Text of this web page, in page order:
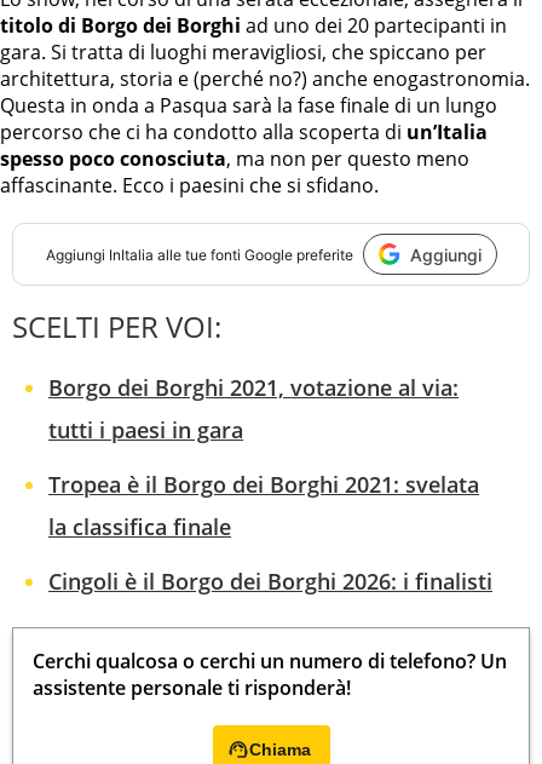
titolo di Borgo dei Borghi ad uno dei 20 partecipanti in
gara. Si tratta di luoghi meravigliosi, che spiccano per
architettura, storia e (perché no?) anche enogastronomia.
Questa in onda a Pasqua sarà la fase finale di un lungo
percorso che ci ha condotto alla scoperta di un’Italia
spesso poco conosciuta, ma non per questo meno
affascinante. Ecco i paesini che si sfidano.
Aggiungi InItalia alle tue fonti Google preferite Aggiungi
SCELTI PER VOI:
Borgo dei Borghi 2021, votazione al via:
tutti i paesi in gara
Tropea è il Borgo dei Borghi 2021: svelata
la classifica finale
Cingoli è il Borgo dei Borghi 2026: i finalisti
Cerchi qualcosa o cerchi un numero di telefono? Un
assistente personale ti risponderà!
Chiama